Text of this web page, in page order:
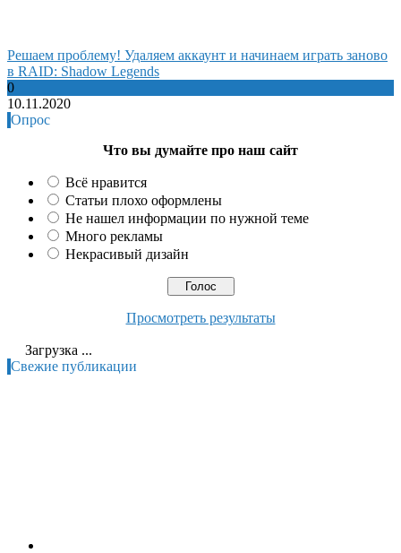
Решаем проблему! Удаляем аккаунт и начинаем играть заново
в RAID: Shadow Legends
0
10.11.2020
Опрос
Что вы думайте про наш сайт
Всё нравится
Статьи плохо оформлены
Не нашел информации по нужной теме
Много рекламы
Некрасивый дизайн
Просмотреть результаты
Загрузка ...
Свежие публикации